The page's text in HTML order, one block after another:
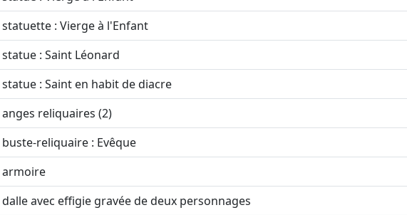
statuette : Vierge à l'Enfant
statue : Saint Léonard
statue : Saint en habit de diacre
anges reliquaires (2)
buste-reliquaire : Evêque
armoire
dalle avec effigie gravée de deux personnages